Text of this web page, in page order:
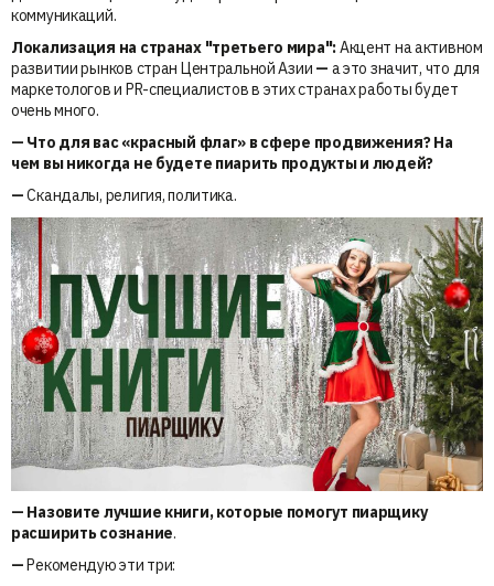
коммуникаций.
Локализация на странах "третьего мира":Акцент на активном
развитии рынков стран Центральной Азии — а это значит, что для
маркетологов и PR-специалистов в этих странах работы будет
очень много.
— Что для вас «красный флаг» в сфере продвижения? На
чем вы никогда не будете пиарить продукты и людей?
—Скандалы, религия, политика.
— Назовите лучшие книги, которые помогут пиарщику
расширить сознание.
—Рекомендую эти три: